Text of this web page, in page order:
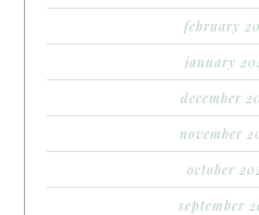
february
january
december
november
october
september